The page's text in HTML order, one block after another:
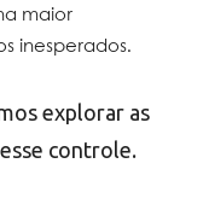
maior
inesperados.
explorar as
controle.